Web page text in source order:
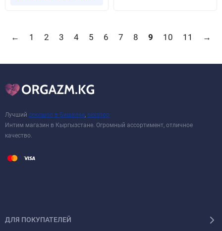
← 1 2 3 4 5 6 7 8 9 10 11 →
Лучший сексшоп в Бишкеке sexshop
Интим магазин в Кыргызстане. Огромный ассортимент, отличное
качество.
ДЛЯ ПОКУПАТЕЛЕЙ